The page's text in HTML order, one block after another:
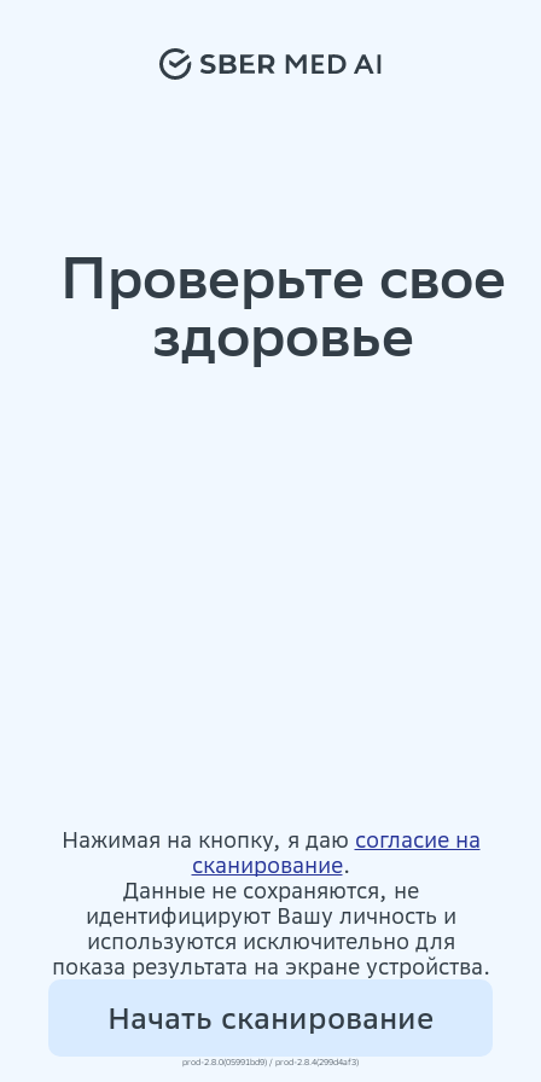
Проверьте свое
здоровье
Нажимая на кнопку, я даю согласие на
сканирование.
Данные не сохраняются, не
идентифицируют Вашу личность и
используются исключительно для
показа результата на экране устройства.
Начать сканирование
prod-2.8.0(05991bd9) / prod-2.8.4(299d4af3)